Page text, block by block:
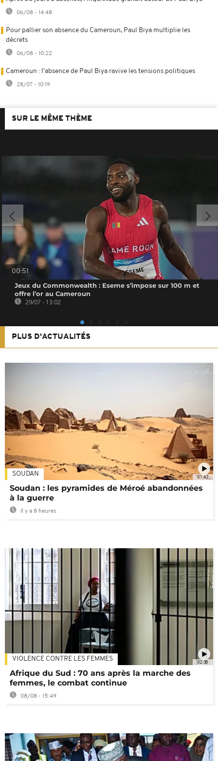
06/08 - 14:48
Pour pallier son absence du Cameroun, Paul Biya multiplie les
décrets
06/08 - 10:22
Cameroun : l'absence de Paul Biya ravive les tensions politiques
28/07 - 10:19
SUR LE MÊME THÈME
00:51
Jeux du Commonwealth : Eseme s’impose sur 100 m et
offre l’or au Cameroun
29/07 - 13:02
PLUS D'ACTUALITÉS
01:47
SOUDAN
Soudan : les pyramides de Méroé abandonnées
à la guerre
Il y a 8 heures
02:30
VIOLENCE CONTRE LES FEMMES
Afrique du Sud : 70 ans après la marche des
femmes, le combat continue
08/08 - 15:49